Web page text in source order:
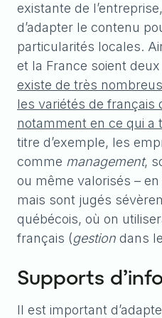
existante de
d’adapter le contenu
particularités locales.
et la France soient
existe de très
les variétés de français
notamment en ce qui a
titre d’exemple, les
comme management,
ou même valorisés –
mais sont jugés
québécois, où on
français (gestion dans
Supports
Il est important